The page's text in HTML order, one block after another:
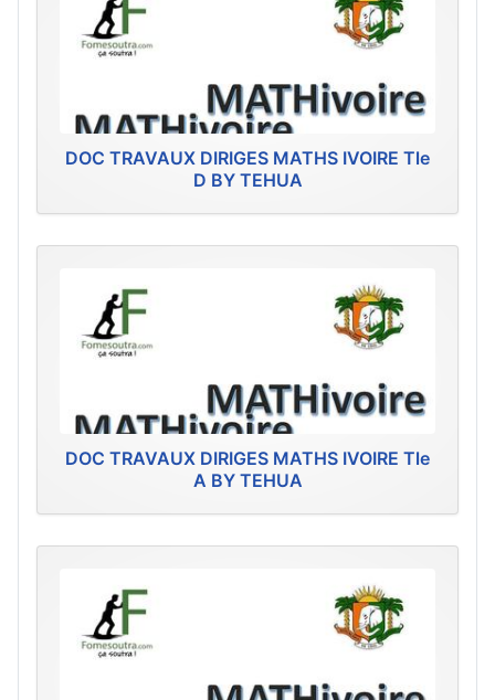
DOC TRAVAUX DIRIGES MATHS IVOIRE Tle
D BY TEHUA
DOC TRAVAUX DIRIGES MATHS IVOIRE Tle
A BY TEHUA